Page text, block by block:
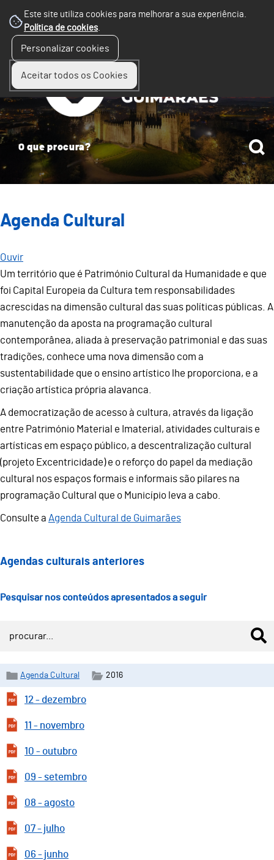
Este site utiliza cookies para melhorar a sua experiência.
Política de cookies.
Personalizar cookies
Aceitar todos os Cookies
Agenda Cultural
Ouvir
Um território que é Património Cultural da Humanidade e que
foi Capital Europeia da Cultura tem responsabilidades
acrescidas na dimensão cultural das suas políticas públicas. A
manutenção da aposta na programação cultural
contemporânea, aliada à preservação patrimonial e das suas
tradições, conhece uma nova dimensão com a
sustentabilidade que o ensino artístico lhe proporciona, e a
criação artística própria alavanca.
A democratização de acesso à cultura, através da ligação
entre Património Material e Imaterial, atividades culturais e
artísticas em espaço público, a descentralização cultural
(projeto Excentricidade) e o reforço do papel da mediação
cultural nos espaços formais e informais são pilares na
programação Cultural que o Município leva a cabo.
Consulte a Agenda Cultural de Guimarães
Agendas culturais anteriores
Pesquisar nos conteúdos apresentados a seguir
Agenda Cultural 2016
12 - dezembro
11 - novembro
10 - outubro
09 - setembro
08 - agosto
07 - julho
06 - junho